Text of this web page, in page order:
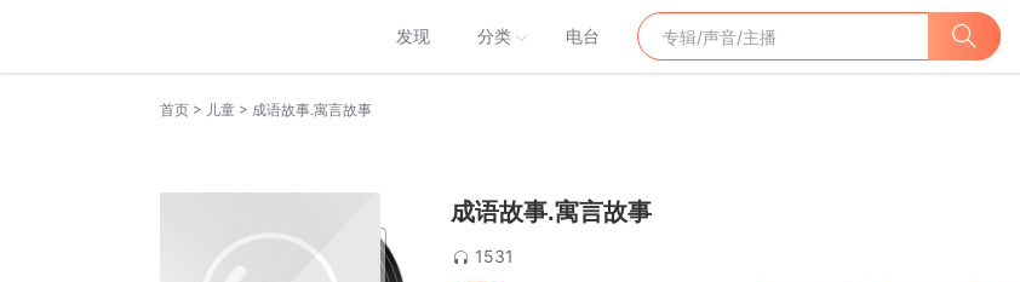
发现 分类 电台
首页 > 儿童 > 成语故事.寓言故事
成语故事.寓言故事
1531